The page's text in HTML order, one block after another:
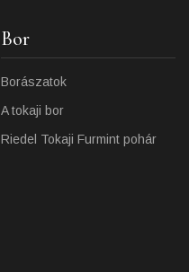
Bor
Borászatok
A tokaji bor
Riedel Tokaji Furmint pohár